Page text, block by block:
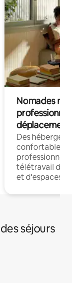
Nomades
déplacement
Des
confortables
professionnels
télétravail
et d'espaces
séjours